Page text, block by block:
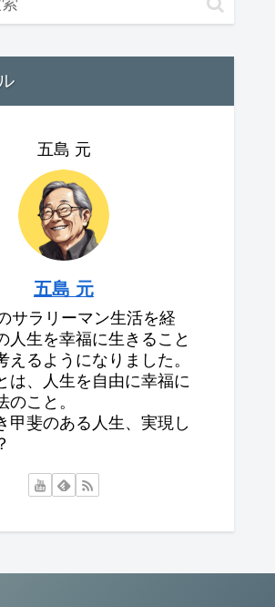
五島 元
五島 元
サラリーマン生活を経
人生を幸福に生きること
えるようになりました。
は、人生を自由に幸福に
のこと。
甲斐のある人生、実現し